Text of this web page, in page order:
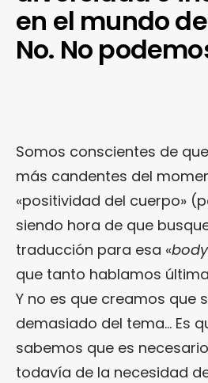
en el mundo
No. No
Somos conscientes de
más candentes del
«positividad del cuerpo»
siendo hora de que
traducción para esa «
que tanto hablamos
Y no es que creamos que
demasiado del tema… Es
sabemos que es
todavía de la necesidad